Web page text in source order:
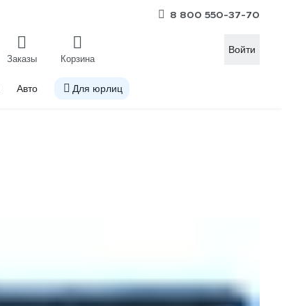
8 800 550-37-70
Заказы Корзина
Войти
Авто Для юрлиц